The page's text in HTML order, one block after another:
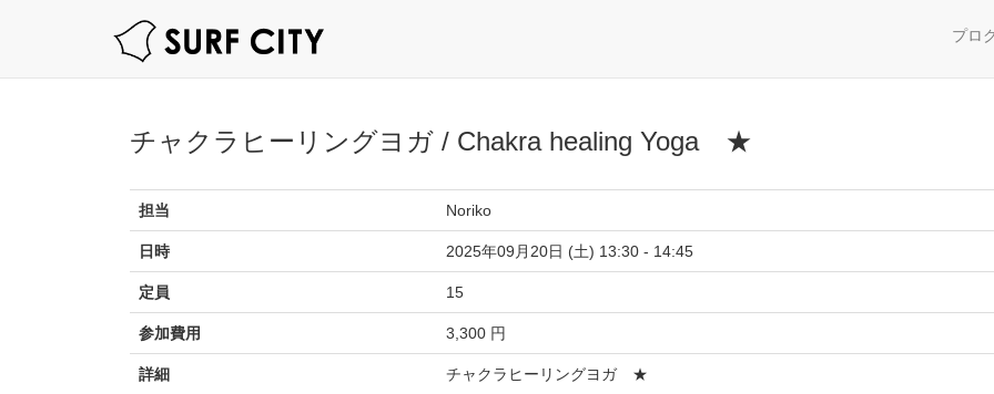
プロ
チャクラヒーリングヨガ / Chakra healing Yoga ★
担当 Noriko
日時 2025年09月20日 (土) 13:30 - 14:45
定員 15
参加費用 3,300 円
詳細 チャクラヒーリングヨガ ★